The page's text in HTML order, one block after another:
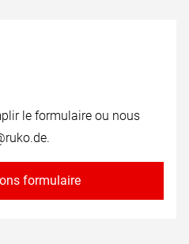
le formulaire ou nous
.
formulaire